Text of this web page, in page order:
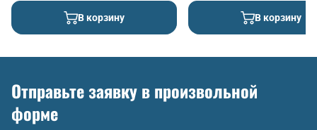
В корзину В корзину
Отправьте заявку в произвольной
форме